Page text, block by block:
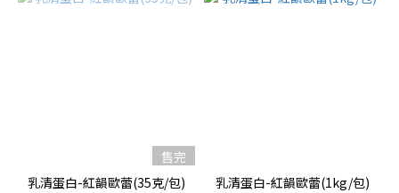
售完
乳清蛋白-紅韻歐蕾(35克/包)
乳清蛋白-紅韻歐蕾(1kg/包)